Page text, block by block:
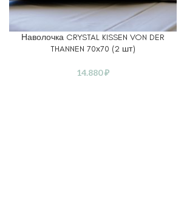
В КОРЗИНУ
Наволочка CRYSTAL KISSEN VON DER
THANNEN 70х70 (2 шт)
14.880₽